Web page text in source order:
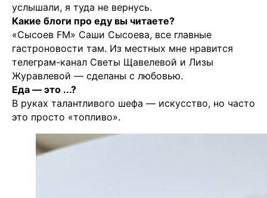
услышали, я туда не вернусь.
Какие блоги про еду вы читаете?
«Сысоев FM» Саши Сысоева, все главные
гастроновости там. Из местных мне нравится
телеграм-канал Светы Щавелевой и Лизы
Журавлевой — сделаны с любовью.
Еда — это ...?
В руках талантливого шефа — искусство, но часто
это просто «топливо».